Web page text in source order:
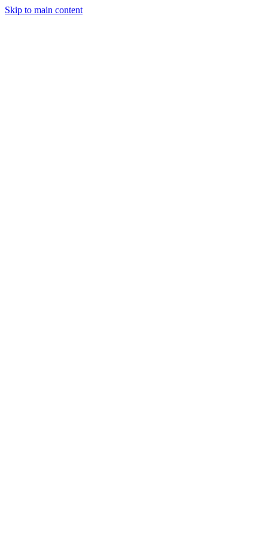
Skip to main content